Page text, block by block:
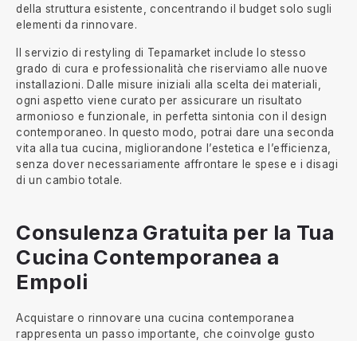
della struttura esistente, concentrando il budget solo sugli
elementi da rinnovare.
Il servizio di restyling di Tepamarket include lo stesso
grado di cura e professionalità che riserviamo alle nuove
installazioni. Dalle misure iniziali alla scelta dei materiali,
ogni aspetto viene curato per assicurare un risultato
armonioso e funzionale, in perfetta sintonia con il design
contemporaneo. In questo modo, potrai dare una seconda
vita alla tua cucina, migliorandone l’estetica e l’efficienza,
senza dover necessariamente affrontare le spese e i disagi
di un cambio totale.
Consulenza Gratuita per la Tua
Cucina Contemporanea a
Empoli
Acquistare o rinnovare una cucina contemporanea
rappresenta un passo importante, che coinvolge gusto